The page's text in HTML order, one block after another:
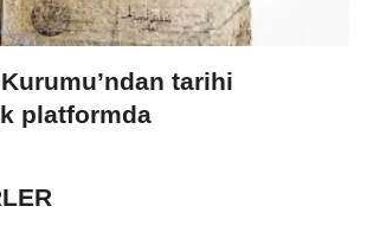
tarihi
platformda